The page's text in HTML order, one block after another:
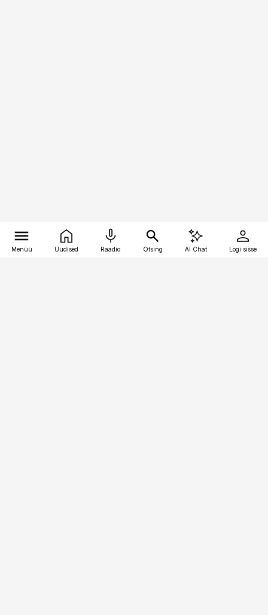
Menüü Uudised Raadio Otsing AI Chat Logi sisse